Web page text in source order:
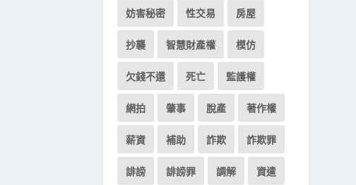
妨害秘密 性交易 房屋
抄襲 智慧財產權 模仿
欠錢不還 死亡 監護權
網拍 肇事 脫產 著作權
薪資 補助 詐欺 詐欺罪
誹謗 誹謗罪 調解 資遣